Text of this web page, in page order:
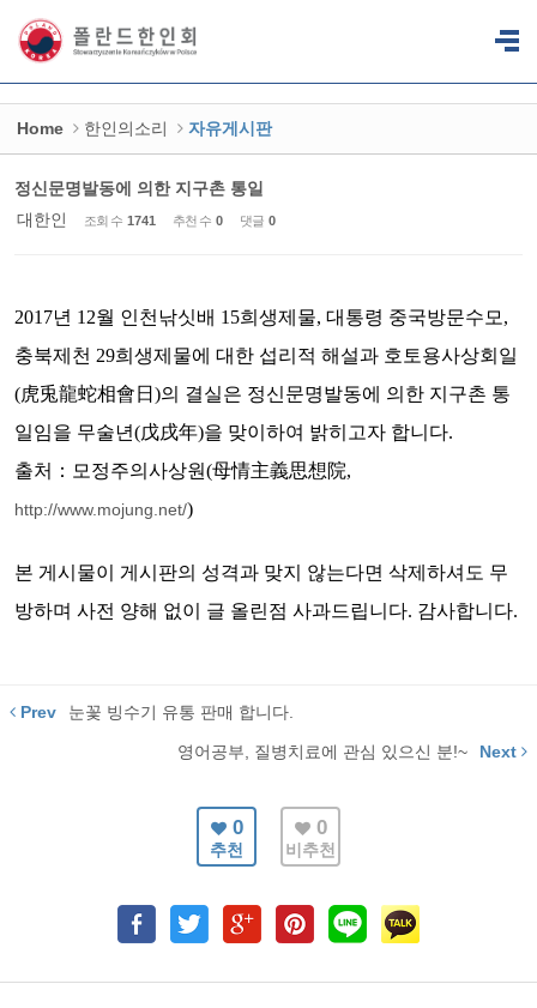
Home 한인의소리 자유게시판
정신문명발동에 의한 지구촌 통일
대한인
조회 수 1741 추천 수 0 댓글 0
2017년 12월 인천낚싯배 15희생제물, 대통령 중국방문수모,
충북제천 29희생제물에 대한 섭리적 해설과 호토용사상회일
(虎兎龍蛇相會日)의 결실은 정신문명발동에 의한 지구촌 통
일임을 무술년(戊戌年)을 맞이하여 밝히고자 합니다.
출처：모정주의사상원(母情主義思想院,
http://www.mojung.net/)
본 게시물이 게시판의 성격과 맞지 않는다면 삭제하셔도 무
방하며 사전 양해 없이 글 올린점 사과드립니다. 감사합니다.
Prev 눈꽃 빙수기 유통 판매 합니다.
영어공부, 질병치료에 관심 있으신 분!~ Next
0
추천
0
비추천